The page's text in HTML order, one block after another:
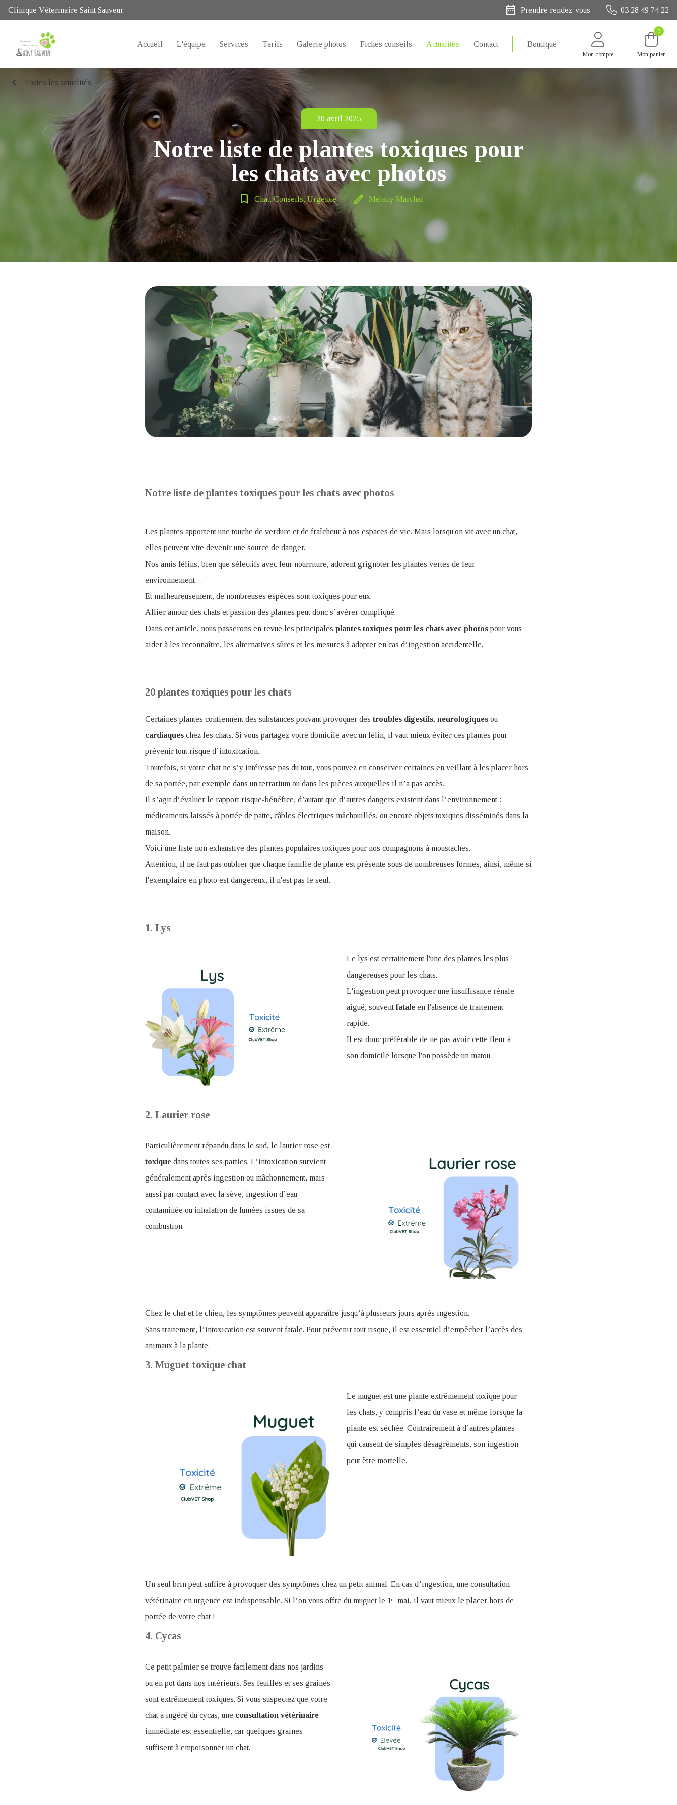
Clinique Véterinaire Saint Sauveur date_range Prendre rendez-vous 03 28 49 74 22
Accueil L'équipe Services Tarifs Galerie photos Fiches conseils Actualités Contact Boutique
Mon compte
0
Mon panier
chevron_left Toutes les actualités
28 avril 2025
Notre liste de ​plantes toxiques pour
les chats avec photos
bookmark_border Chat, Conseils, Urgence edit Mélany Marchal
Notre liste de ​plantes toxiques pour les chats avec photos
Les plantes apportent une touche de verdure et de fraîcheur à nos espaces de vie. Mais lorsqu'on vit avec un chat,
elles peuvent vite devenir une source de danger.
Nos amis félins, bien que sélectifs avec leur nourriture, adorent grignoter les plantes vertes de leur
environnement…
Et malheureusement, de nombreuses espèces sont toxiques pour eux.
Allier amour des chats et passion des plantes peut donc s’avérer compliqué.
Dans cet article, nous passerons en revue les principales plantes toxiques pour les chats avec photos pour vous
aider à les reconnaître, les alternatives sûres et les mesures à adopter en cas d’ingestion accidentelle.
20 plantes toxiques pour les chats
Certaines plantes contiennent des substances pouvant provoquer des troubles digestifs, neurologiques ou
cardiaques chez les chats. Si vous partagez votre domicile avec un félin, il vaut mieux éviter ces plantes pour
prévenir tout risque d’intoxication.
Toutefois, si votre chat ne s’y intéresse pas du tout, vous pouvez en conserver certaines en veillant à les placer hors
de sa portée, par exemple dans un terrarium ou dans les pièces auxquelles il n’a pas accès.
Il s’agit d’évaluer le rapport risque-bénéfice, d’autant que d’autres dangers existent dans l’environnement :
médicaments laissés à portée de patte, câbles électriques mâchouillés, ou encore objets toxiques disséminés dans la
maison.
Voici une liste non exhaustive des plantes populaires toxiques pour nos compagnons à moustaches.
Attention, il ne faut pas oublier que chaque famille de plante est présente sous de nombreuses formes, ainsi, même si
l'exemplaire en photo est dangereux, il n'est pas le seul.
1. Lys
Le lys est certainement l'une des plantes les plus
dangereuses pour les chats.
L'ingestion peut provoquer une insuffisance rénale
aiguë, souvent fatale en l'absence de traitement
rapide.
Il est donc préférable de ne pas avoir cette fleur à
son domicile lorsque l'on possède un matou.
2. Laurier rose
Particulièrement répandu dans le sud, le laurier rose est
toxique dans toutes ses parties. L’intoxication survient
généralement après ingestion ou mâchonnement, mais
aussi par contact avec la sève, ingestion d’eau
contaminée ou inhalation de fumées issues de sa
combustion.
Chez le chat et le chien, les symptômes peuvent apparaître jusqu’à plusieurs jours après ingestion.
Sans traitement, l’intoxication est souvent fatale. Pour prévenir tout risque, il est essentiel d’empêcher l’accès des
animaux à la plante.
3.​ Muguet toxique chat
Le muguet est une plante extrêmement toxique pour
les chats, y compris l’eau du vase et même lorsque la
plante est séchée. Contrairement à d’autres plantes
qui causent de simples désagréments, son ingestion
peut être mortelle.
Un seul brin peut suffire à provoquer des symptômes chez un petit animal. En cas d’ingestion, une consultation
vétérinaire en urgence est indispensable. Si l’on vous offre du muguet le 1ᵉʳ mai, il vaut mieux le placer hors de
portée de votre chat !
4. Cycas
Ce petit palmier se trouve facilement dans nos jardins
ou en pot dans nos intérieurs. Ses feuilles et ses graines
sont extrêmement toxiques. Si vous suspectez que votre
chat a ingéré du cycas, une consultation vétérinaire
immédiate est essentielle, car quelques graines
suffisent à empoisonner un chat.